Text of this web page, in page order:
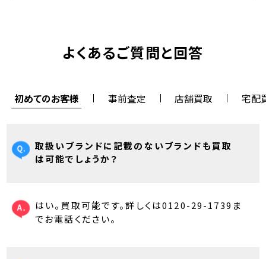
よくあるご質問と回答
初めてのお客様 事前査定 店舗買取 宅配
取扱いブランドに記載のないブランドも買取
は可能でしょうか？
はい。買取可能です。詳しくは0120-29-1739ま
でお電話ください。